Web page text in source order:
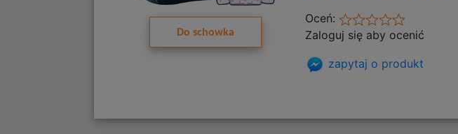
Do schowka
Oceń:
Zaloguj się aby ocenić
zapytaj o produkt